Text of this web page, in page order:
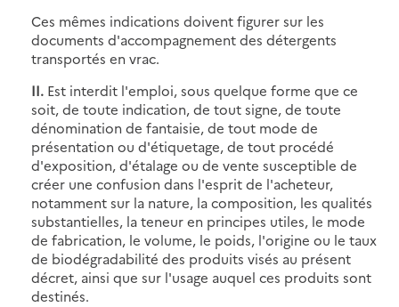
Ces mêmes indications doivent figurer sur les
documents d'accompagnement des détergents
transportés en vrac.
II. Est interdit l'emploi, sous quelque forme que ce
soit, de toute indication, de tout signe, de toute
dénomination de fantaisie, de tout mode de
présentation ou d'étiquetage, de tout procédé
d'exposition, d'étalage ou de vente susceptible de
créer une confusion dans l'esprit de l'acheteur,
notamment sur la nature, la composition, les qualités
substantielles, la teneur en principes utiles, le mode
de fabrication, le volume, le poids, l'origine ou le taux
de biodégradabilité des produits visés au présent
décret, ainsi que sur l'usage auquel ces produits sont
destinés.